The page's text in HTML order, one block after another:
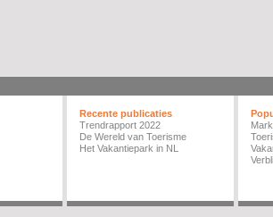
Recente publicaties
Trendrapport 2022
De Wereld van Toerisme
Het Vakantiepark in NL